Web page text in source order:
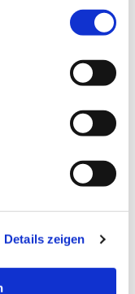
Details zeigen